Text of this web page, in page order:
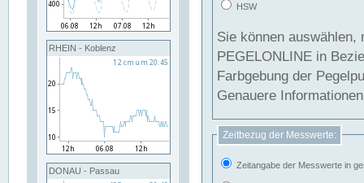
RHEIN - Koblenz
DONAU - Passau
HSW
Sie können
PEGELONLINE in Beziehung
Farbgebung der
Genauere
Zeitbezug der Messwerte:
Zeitangabe der Messwerte in